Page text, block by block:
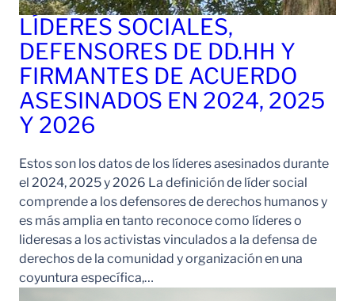
LÍDERES SOCIALES,
DEFENSORES DE DD.HH Y
FIRMANTES DE ACUERDO
ASESINADOS EN 2024, 2025
Y 2026
Estos son los datos de los líderes asesinados durante
el 2024, 2025 y 2026 La definición de líder social
comprende a los defensores de derechos humanos y
es más amplia en tanto reconoce como líderes o
lideresas a los activistas vinculados a la defensa de
derechos de la comunidad y organización en una
coyuntura específica,…